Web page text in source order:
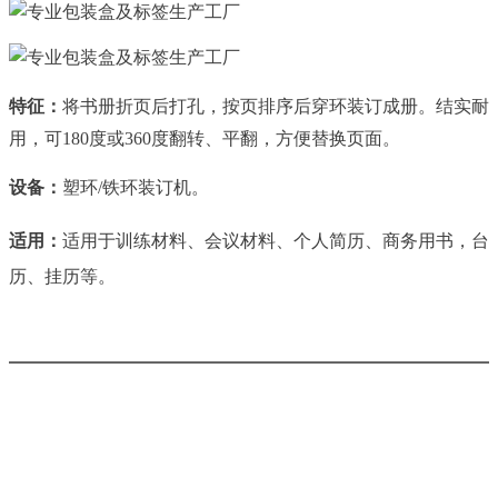
特征： 将书册折页后打孔，按页排序后穿环装订成册。 结实耐
用，可180度或360度翻转、平翻， 方便替换页面。
设备： 塑环/铁环装订机。
适用： 适用于训练材料、会议材料、个人简历、商务用书，台
历、挂历等。